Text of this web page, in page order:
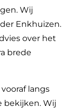
Wij
Enkhuizen.
over het
brede
langs
bekijken. Wij